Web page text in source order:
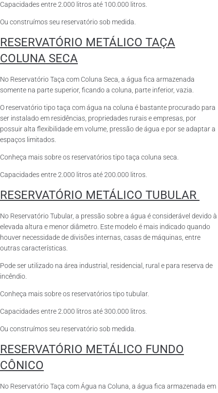
Capacidades entre 2.000 litros até 100.000 litros.
Ou construímos seu reservatório sob medida.
RESERVATÓRIO METÁLICO TAÇA
COLUNA SECA
No Reservatório Taça com Coluna Seca, a água fica armazenada
somente na parte superior, ficando a coluna, parte inferior, vazia.
O reservatório tipo taça com água na coluna é bastante procurado para
ser instalado em residências, propriedades rurais e empresas, por
possuir alta flexibilidade em volume, pressão de água e por se adaptar a
espaços limitados.
Conheça mais sobre os reservatórios tipo taça coluna seca.
Capacidades entre 2.000 litros até 200.000 litros.
RESERVATÓRIO METÁLICO TUBULAR
No Reservatório Tubular, a pressão sobre a água é considerável devido à
elevada altura e menor diâmetro. Este modelo é mais indicado quando
houver necessidade de divisões internas, casas de máquinas, entre
outras características.
Pode ser utilizado na área industrial, residencial, rural e para reserva de
incêndio.
Conheça mais sobre os reservatórios tipo tubular.
Capacidades entre 2.000 litros até 300.000 litros.
Ou construímos seu reservatório sob medida.
RESERVATÓRIO METÁLICO FUNDO
CÔNICO
No Reservatório Taça com Água na Coluna, a água fica armazenada em